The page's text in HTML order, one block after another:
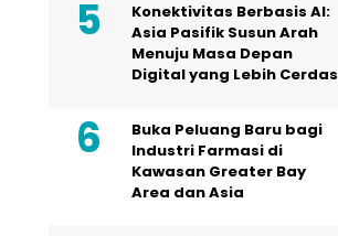
Konektivitas Berbasis AI:
Asia Pasifik Susun Arah
Menuju Masa Depan
Digital yang Lebih Cerdas
Buka Peluang Baru bagi
Industri Farmasi di
Kawasan Greater Bay
Area dan Asia